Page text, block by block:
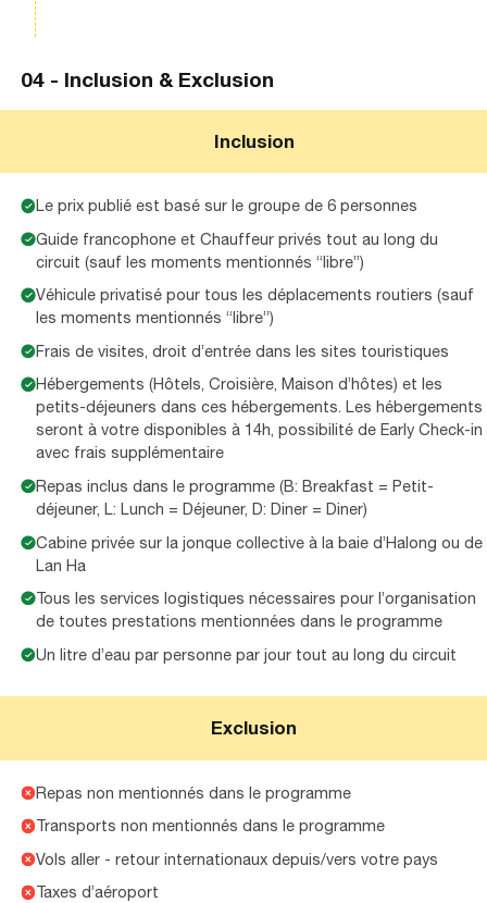
04 - Inclusion & Exclusion
Inclusion
Le prix publié est basé sur le groupe de 6 personnes
Guide francophone et Chauffeur privés tout au long du
circuit (sauf les moments mentionnés “libre”)
Véhicule privatisé pour tous les déplacements routiers (sauf
les moments mentionnés “libre”)
Frais de visites, droit d’entrée dans les sites touristiques
Hébergements (Hôtels, Croisière, Maison d’hôtes) et les
petits-déjeuners dans ces hébergements. Les hébergements
seront à votre disponibles à 14h, possibilité de Early Check-in
avec frais supplémentaire
Repas inclus dans le programme (B: Breakfast = Petit-
déjeuner, L: Lunch = Déjeuner, D: Diner = Diner)
Cabine privée sur la jonque collective à la baie d’Halong ou de
Lan Ha
Tous les services logistiques nécessaires pour l’organisation
de toutes prestations mentionnées dans le programme
Un litre d’eau par personne par jour tout au long du circuit
Exclusion
Repas non mentionnés dans le programme
Transports non mentionnés dans le programme
Vols aller - retour internationaux depuis/vers votre pays
Taxes d’aéroport